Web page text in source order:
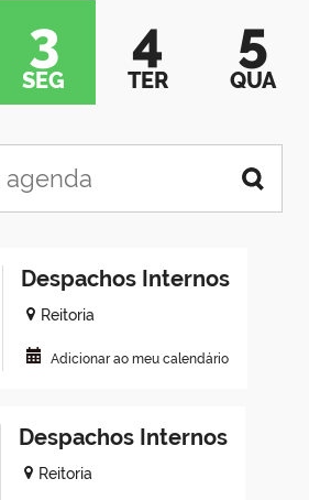
3
SEG
4
TER
5
QUA
Despachos Internos
Reitoria
Adicionar ao meu calendário
Despachos Internos
Reitoria